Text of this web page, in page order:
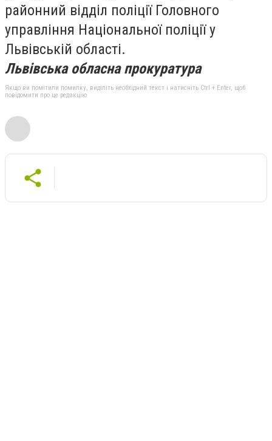
районний відділ поліції Головного
управління Національної поліції у
Львівській області.
Львівська обласна прокуратура
Якщо ви помітили помилку, виділіть необхідний текст і натисніть Ctrl + Enter, щоб
повідомити про це редакцію